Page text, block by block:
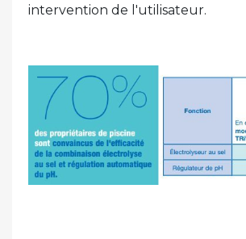
intervention de l'utilisateur.